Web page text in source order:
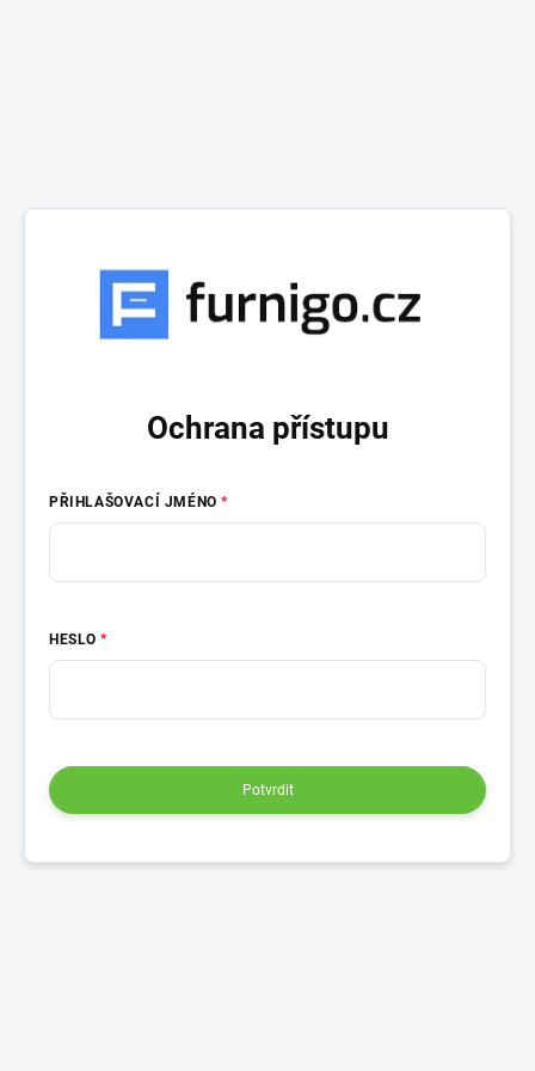
Ochrana přístupu
PŘIHLAŠOVACÍ JMÉNO
HESLO
Potvrdit